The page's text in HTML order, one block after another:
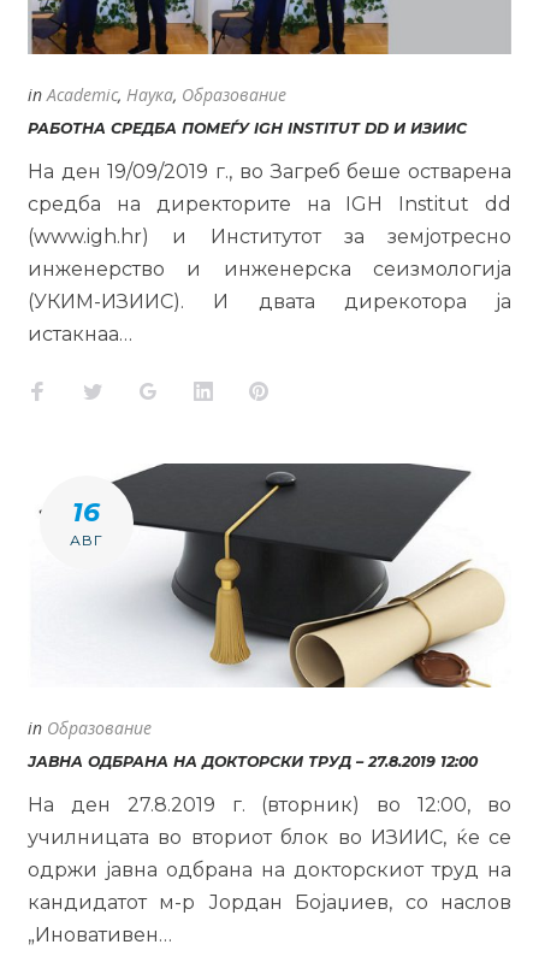
in Academic, Наука, Образование
РАБОТНА СРЕДБА ПОМЕЃУ IGH INSTITUT DD И ИЗИИС
На ден 19/09/2019 г., во Загреб беше остварена
средба на директорите на IGH Institut dd
(www.igh.hr) и Институтот за земјотресно
инженерство и инженерска сеизмологија
(УКИМ-ИЗИИС). И двата дирекотора ја
истакнаа…
Facebook
TwitterGoogle+LinkedInPinterest
16
АВГ
in Образование
ЈАВНА ОДБРАНА НА ДОКТОРСКИ ТРУД – 27.8.2019 12:00
На ден 27.8.2019 г. (вторник) во 12:00, во
училницата во вториот блок во ИЗИИС, ќе се
одржи јавна одбрана на докторскиот труд на
кандидатот м-р Јордан Бојаџиев, со наслов
„Иновативен…